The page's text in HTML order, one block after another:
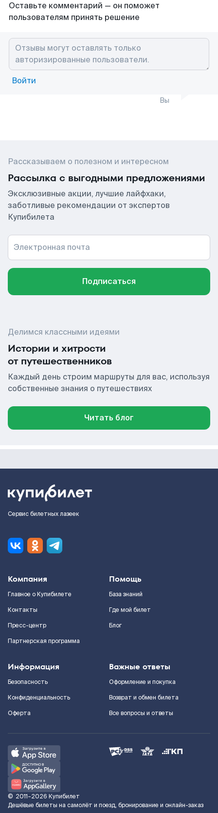
Оставьте комментарий — он поможет
пользователям принять решение
Войти
Вы
Рассказываем о полезном и интересном
Рассылка с выгодными предложениями
Эксклюзивные акции, лучшие лайфхаки,
заботливые рекомендации от экспертов
Купибилета
Электронная почта
Подписаться
Делимся классными идеями
Истории и хитрости
от путешественников
Каждый день строим маршруты для вас, используя
собственные знания о путешествиях
Читать блог
Сервис билетных лазеек
Компания
Главное о Купибилете
Контакты
Пресс-центр
Партнерская программа
Помощь
База знаний
Где мой билет
Блог
Информация
Безопасность
Конфиденциальность
Оферта
Важные ответы
Оформление и покупка
Возврат и обмен билета
Все вопросы и ответы
© 2011–2026 Купибилет
Дешёвые билеты на самолёт и поезд, бронирование и онлайн-заказ